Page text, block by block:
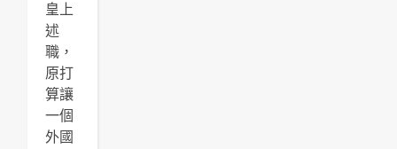
皇上
述
職，
原打
算讓
一個
外國